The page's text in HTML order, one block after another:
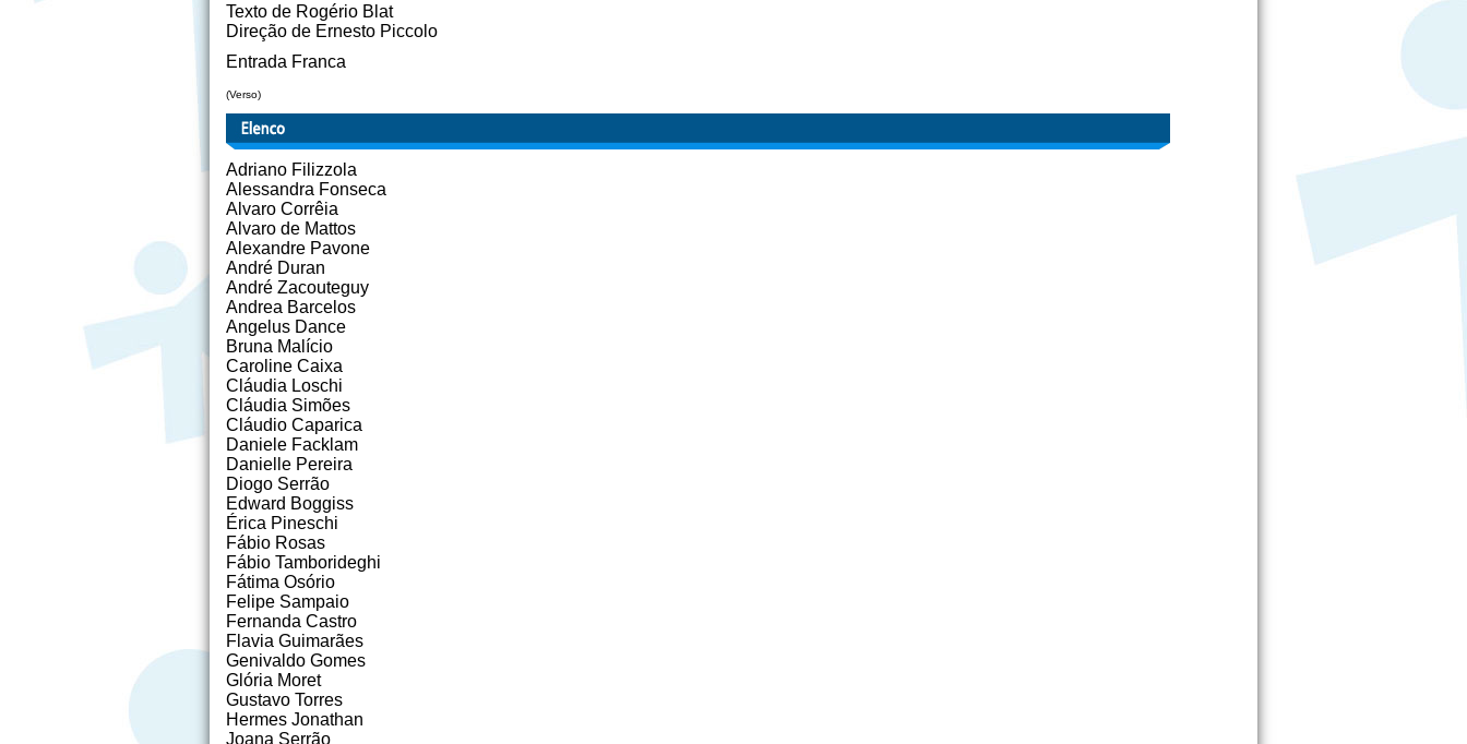
Texto de Rogério Blat
Direção de Ernesto Piccolo
Entrada Franca
(Verso)
Adriano Filizzola
Alessandra Fonseca
Alvaro Corrêia
Alvaro de Mattos
Alexandre Pavone
André Duran
André Zacouteguy
Andrea Barcelos
Angelus Dance
Bruna Malício
Caroline Caixa
Cláudia Loschi
Cláudia Simões
Cláudio Caparica
Daniele Facklam
Danielle Pereira
Diogo Serrão
Edward Boggiss
Érica Pineschi
Fábio Rosas
Fábio Tamborideghi
Fátima Osório
Felipe Sampaio
Fernanda Castro
Flavia Guimarães
Genivaldo Gomes
Glória Moret
Gustavo Torres
Hermes Jonathan
Joana Serrão